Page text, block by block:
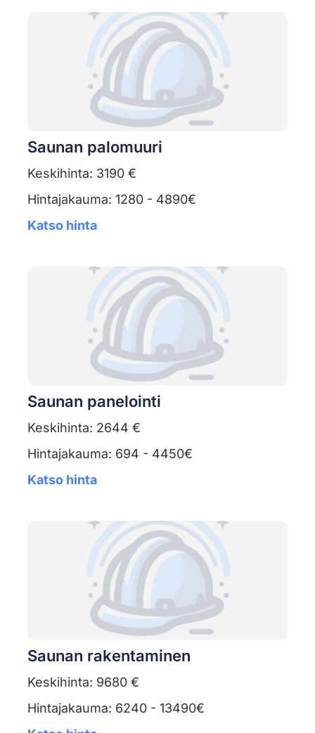
Saunan palomuuri
Keskihinta: 3190 €
Hintajakauma: 1280 - 4890€
Katso hinta
Saunan panelointi
Keskihinta: 2644 €
Hintajakauma: 694 - 4450€
Katso hinta
Saunan rakentaminen
Keskihinta: 9680 €
Hintajakauma: 6240 - 13490€